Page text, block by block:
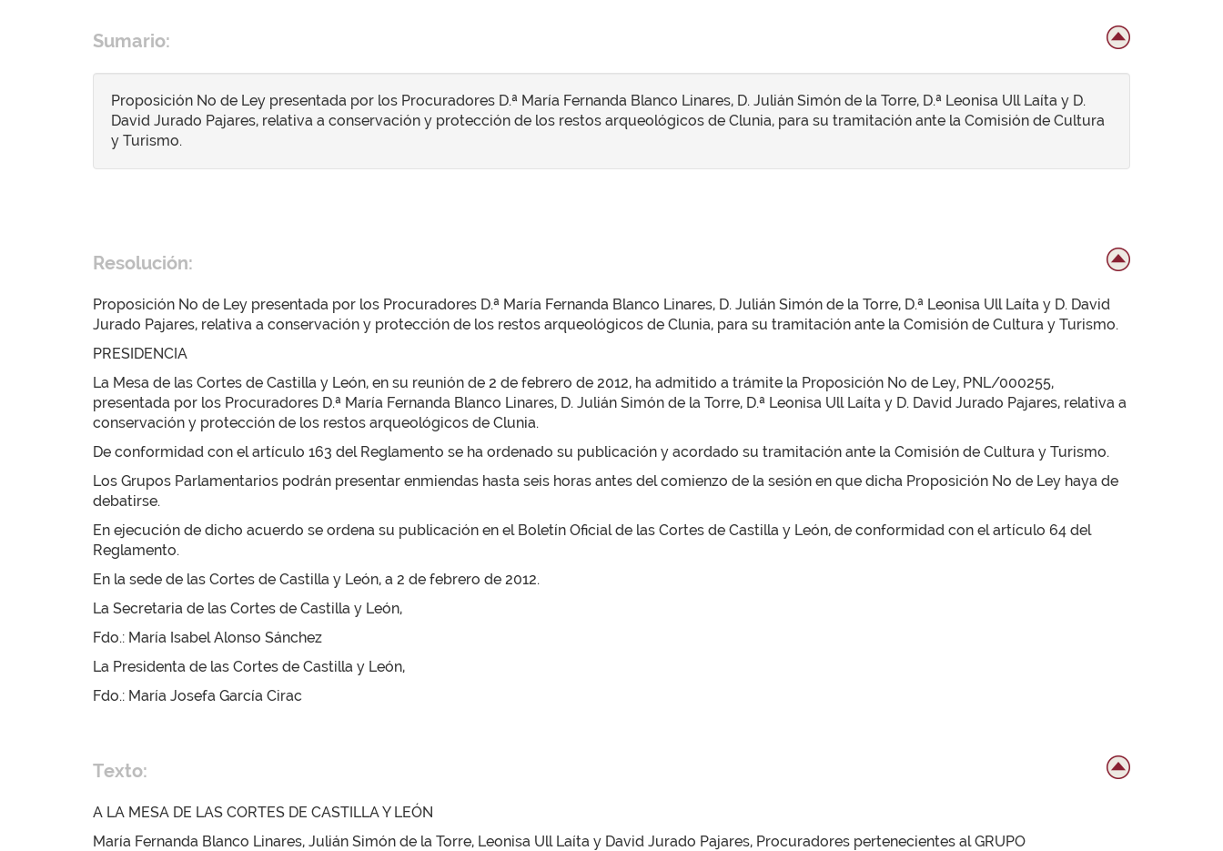
Sumario:
Proposición No de Ley presentada por los Procuradores D.ª María Fernanda Blanco Linares, D. Julián Simón de la Torre, D.ª Leonisa Ull Laíta y D.
David Jurado Pajares, relativa a conservación y protección de los restos arqueológicos de Clunia, para su tramitación ante la Comisión de Cultura
y Turismo.
Resolución:
Proposición No de Ley presentada por los Procuradores D.ª María Fernanda Blanco Linares, D. Julián Simón de la Torre, D.ª Leonisa Ull Laíta y D. David
Jurado Pajares, relativa a conservación y protección de los restos arqueológicos de Clunia, para su tramitación ante la Comisión de Cultura y Turismo.
PRESIDENCIA
La Mesa de las Cortes de Castilla y León, en su reunión de 2 de febrero de 2012, ha admitido a trámite la Proposición No de Ley, PNL/000255,
presentada por los Procuradores D.ª María Fernanda Blanco Linares, D. Julián Simón de la Torre, D.ª Leonisa Ull Laíta y D. David Jurado Pajares, relativa a
conservación y protección de los restos arqueológicos de Clunia.
De conformidad con el artículo 163 del Reglamento se ha ordenado su publicación y acordado su tramitación ante la Comisión de Cultura y Turismo.
Los Grupos Parlamentarios podrán presentar enmiendas hasta seis horas antes del comienzo de la sesión en que dicha Proposición No de Ley haya de
debatirse.
En ejecución de dicho acuerdo se ordena su publicación en el Boletín Oficial de las Cortes de Castilla y León, de conformidad con el artículo 64 del
Reglamento.
En la sede de las Cortes de Castilla y León, a 2 de febrero de 2012.
La Secretaria de las Cortes de Castilla y León,
Fdo.: María Isabel Alonso Sánchez
La Presidenta de las Cortes de Castilla y León,
Fdo.: María Josefa García Cirac
Texto:
A LA MESA DE LAS CORTES DE CASTILLA Y LEÓN
María Fernanda Blanco Linares, Julián Simón de la Torre, Leonisa Ull Laíta y David Jurado Pajares, Procuradores pertenecientes al GRUPO